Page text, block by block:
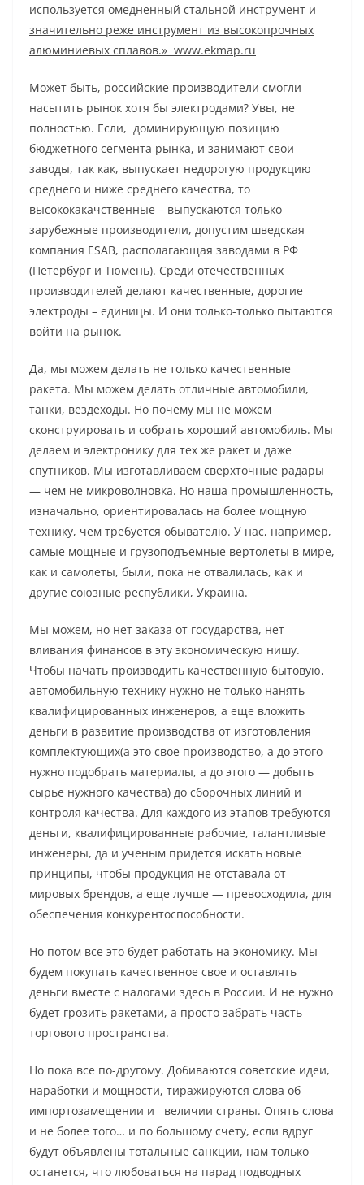
используется омедненный стальной инструмент и
значительно реже инструмент из высокопрочных
алюминиевых сплавов.» www.ekmap.ru
Может быть, российские производители смогли
насытить рынок хотя бы электродами? Увы, не
полностью. Если, доминирующую позицию
бюджетного сегмента рынка, и занимают свои
заводы, так как, выпускает недорогую продукцию
среднего и ниже среднего качества, то
высококакачственные – выпускаются только
зарубежные производители, допустим шведская
компания ESAB, располагающая заводами в РФ
(Петербург и Тюмень). Среди отечественных
производителей делают качественные, дорогие
электроды – единицы. И они только-только пытаются
войти на рынок.
Да, мы можем делать не только качественные
ракета. Мы можем делать отличные автомобили,
танки, вездеходы. Но почему мы не можем
сконструировать и собрать хороший автомобиль. Мы
делаем и электронику для тех же ракет и даже
спутников. Мы изготавливаем сверхточные радары
— чем не микроволновка. Но наша промышленность,
изначально, ориентировалась на более мощную
технику, чем требуется обывателю. У нас, например,
самые мощные и грузоподъемные вертолеты в мире,
как и самолеты, были, пока не отвалилась, как и
другие союзные республики, Украина.
Мы можем, но нет заказа от государства, нет
вливания финансов в эту экономическую нишу.
Чтобы начать производить качественную бытовую,
автомобильную технику нужно не только нанять
квалифицированных инженеров, а еще вложить
деньги в развитие производства от изготовления
комплектующих(а это свое производство, а до этого
нужно подобрать материалы, а до этого — добыть
сырье нужного качества) до сборочных линий и
контроля качества. Для каждого из этапов требуются
деньги, квалифицированные рабочие, талантливые
инженеры, да и ученым придется искать новые
принципы, чтобы продукция не отставала от
мировых брендов, а еще лучше — превосходила, для
обеспечения конкурентоспособности.
Но потом все это будет работать на экономику. Мы
будем покупать качественное свое и оставлять
деньги вместе с налогами здесь в России. И не нужно
будет грозить ракетами, а просто забрать часть
торгового пространства.
Но пока все по-другому. Добиваются советские идеи,
наработки и мощности, тиражируются слова об
импортозамещении и величии страны. Опять слова
и не более того… и по большому счету, если вдруг
будут объявлены тотальные санкции, нам только
останется, что любоваться на парад подводных